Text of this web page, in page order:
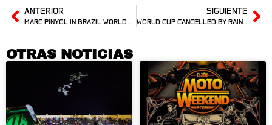
ANTERIOR
MARC PINYOL IN BRAZIL WORLD CUP
SIGUIENTE
WORLD CUP CANCELLED BY RAIN IN BRAZIL
OTRAS NOTICIAS